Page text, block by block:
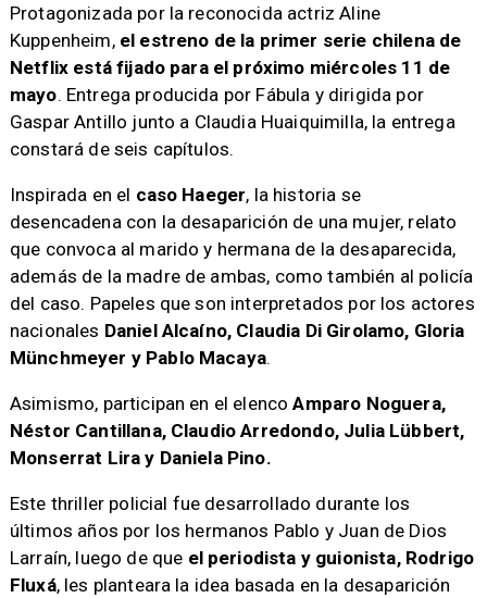
Protagonizada por la reconocida actriz Aline
Kuppenheim, el estreno de la primer serie chilena de
Netflix está fijado para el próximo miércoles 11 de
mayo. Entrega producida por Fábula y dirigida por
Gaspar Antillo junto a Claudia Huaiquimilla, la entrega
constará de seis capítulos.
Inspirada en el caso Haeger, la historia se
desencadena con la desaparición de una mujer, relato
que convoca al marido y hermana de la desaparecida,
además de la madre de ambas, como también al policía
del caso. Papeles que son interpretados por los actores
nacionales Daniel Alcaíno, Claudia Di Girolamo, Gloria
Münchmeyer y Pablo Macaya.
Asimismo, participan en el elencoAmparo Noguera,
Néstor Cantillana, Claudio Arredondo, Julia Lübbert,
Monserrat Lira y Daniela Pino.
Este thriller policial fue desarrollado durante los
últimos años por los hermanos Pablo y Juan de Dios
Larraín, luego de que el periodista y guionista, Rodrigo
Fluxá, les planteara la idea basada en la desaparición